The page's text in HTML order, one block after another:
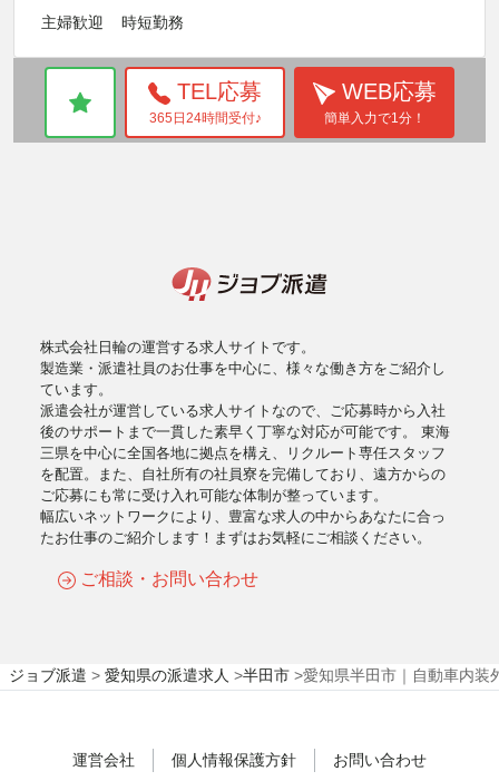
主婦歓迎
時短勤務
WEB応募
簡単入力で1分！
TEL応募
365日24時間受付♪
株式会社日輪の運営する求人サイトです。
製造業・派遣社員のお仕事を中心に、様々な働き方をご紹介し
ています。
派遣会社が運営している求人サイトなので、ご応募時から入社
後のサポートまで一貫した素早く丁寧な対応が可能です。 東海
三県を中心に全国各地に拠点を構え、リクルート専任スタッフ
を配置。また、自社所有の社員寮を完備しており、遠方からの
ご応募にも常に受け入れ可能な体制が整っています。
幅広いネットワークにより、豊富な求人の中からあなたに合っ
たお仕事のご紹介します！まずはお気軽にご相談ください。
ご相談・お問い合わせ
ジョブ派遣 > 愛知県の派遣求人 >半田市 >愛知県半田市｜自動車内装
運営会社 個人情報保護方針 お問い合わせ